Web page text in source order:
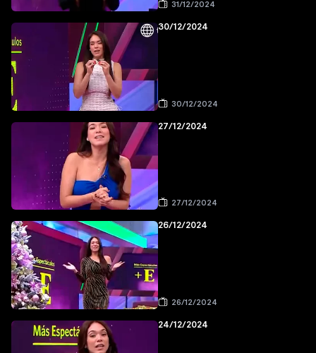
31/12/2024
30/12/2024
30/12/2024
27/12/2024
27/12/2024
26/12/2024
26/12/2024
24/12/2024